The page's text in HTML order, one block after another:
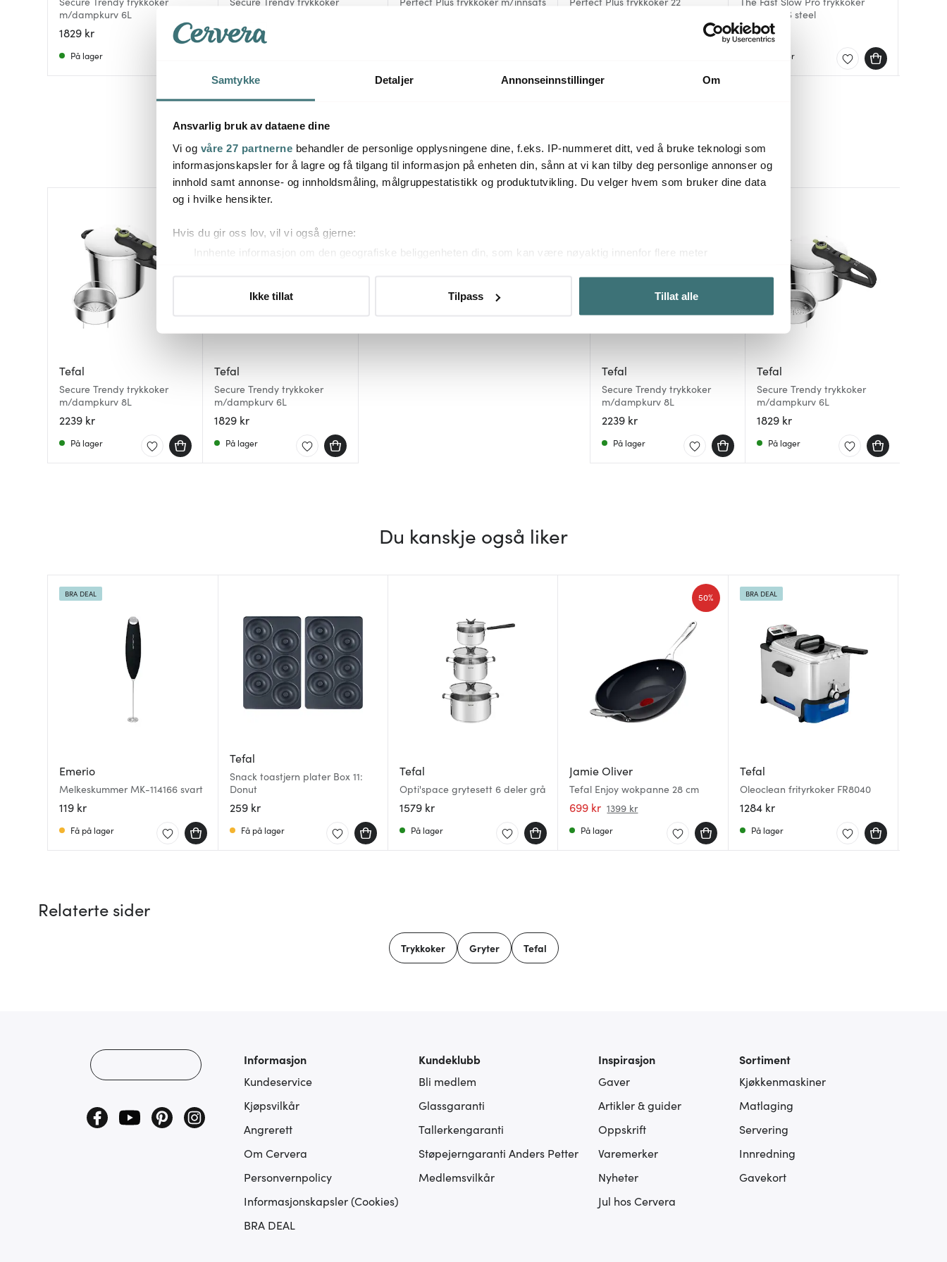
Samtykke Detaljer Annonseinnstillinger Om
Ansvarlig bruk av dataene dine
Vi og våre 27 partnerne behandler de personlige opplysningene dine, f.eks. IP-nummeret ditt, ved å bruke teknologi som
informasjonskapsler for å lagre og få tilgang til informasjon på enheten din, sånn at vi kan tilby deg personlige annonser og
innhold samt annonse- og innholdsmåling, målgruppestatistikk og produktutvikling. Du velger hvem som bruker dine data
og i hvilke hensikter.
Hvis du gir oss lov, vil vi også gjerne:
Innhente informasjon om den geografiske beliggenheten din, som kan være nøyaktig innenfor flere meter
Du kan hele tiden endre eller trekke tilbake ditt samtykke fra erklæringen om informasjonskapsler.
sosiale medier, annonsering og analysearbeid, som kan kombinere den med annen informasjon du har gjort tilgjengelig for
dem, eller som de har samlet inn gjennom din bruk av tjenestene deres.
Ikke tillat Tilpass Tillat alle
m/dampkurv 6L
1829 kr
På lager
2239 kr
SPR700BSS steel
3499 kr
Få på lager
Mer fra samme serie
Tefal
Secure Trendy trykkoker
m/dampkurv 8L
2239 kr
På lager
Tefal
Secure Trendy trykkoker
m/dampkurv 6L
1829 kr
På lager
Tefal
Secure Trendy trykkoker
m/dampkurv 8L
2239 kr
På lager
Tefal
Secure Trendy trykkoker
m/dampkurv 6L
1829 kr
På lager
Du kanskje også liker
Emerio
Melkeskummer MK-114166 svart
119 kr
BRA DEAL
Få på lager
Tefal
Snack toastjern plater Box 11:
Donut
259 kr
Få på lager
Tefal
Opti'space grytesett 6 deler grå
1579 kr
På lager
Jamie Oliver
Tefal Enjoy wokpanne 28 cm
699 kr 1399 kr
50%
På lager
Tefal
Oleoclean frityrkoker FR8040
1284 kr
BRA DEAL
På lager
Relaterte sider
Trykkoker Gryter Tefal
Informasjon
Kundeservice
Kjøpsvilkår
Angrerett
Om Cervera
Personvernpolicy
Informasjonskapsler (Cookies)
BRA DEAL
Kundeklubb
Bli medlem
Glassgaranti
Tallerkengaranti
Støpejerngaranti Anders Petter
Medlemsvilkår
Inspirasjon
Gaver
Artikler & guider
Oppskrift
Varemerker
Nyheter
Jul hos Cervera
Sortiment
Kjøkkenmaskiner
Matlaging
Servering
Innredning
Gavekort